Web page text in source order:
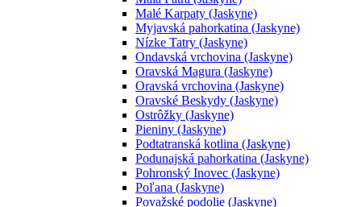
Malé Karpaty (Jaskyne)
Myjavská pahorkatina (Jaskyne)
Nízke Tatry (Jaskyne)
Ondavská vrchovina (Jaskyne)
Oravská Magura (Jaskyne)
Oravská vrchovina (Jaskyne)
Oravské Beskydy (Jaskyne)
Ostrôžky (Jaskyne)
Pieniny (Jaskyne)
Podtatranská kotlina (Jaskyne)
Podunajská pahorkatina (Jaskyne)
Pohronský Inovec (Jaskyne)
Poľana (Jaskyne)
Považské podolie (Jaskyne)